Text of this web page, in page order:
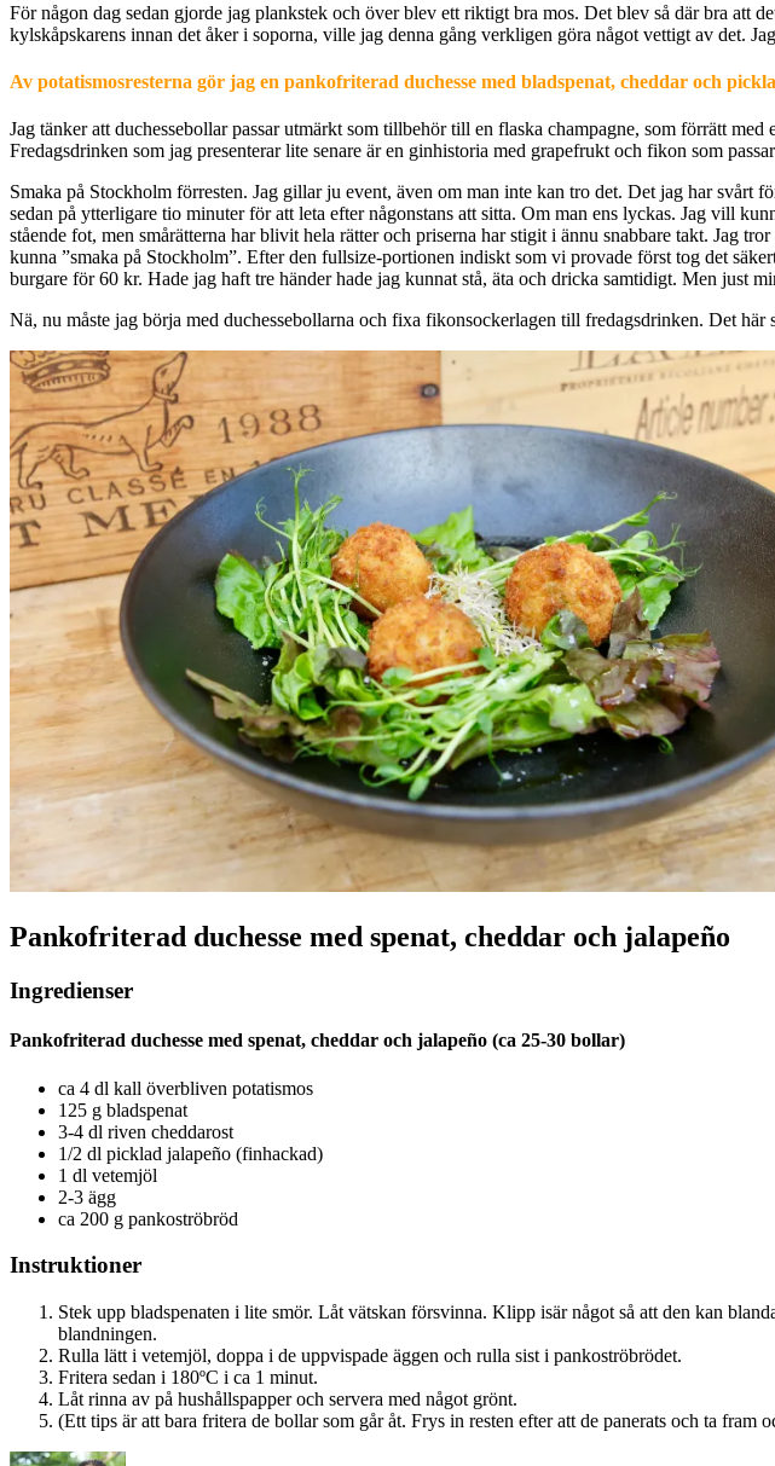
För någon dag sedan gjorde jag plankstek och över blev ett riktigt bra mos. Det blev så där bra att
kylskåpskarens innan det åker i soporna, ville jag denna gång verkligen göra något vettigt av det.
Av potatismosresterna gör jag en pankofriterad duchesse med bladspenat, cheddar och
Jag tänker att duchessebollar passar utmärkt som tillbehör till en flaska champagne, som förrätt
Fredagsdrinken som jag presenterar lite senare är en ginhistoria med grapefrukt och fikon som
Smaka på Stockholm förresten. Jag gillar ju event, även om man inte kan tro det. Det jag har
sedan på ytterligare tio minuter för att leta efter någonstans att sitta. Om man ens lyckas. Jag vill
stående fot, men smårätterna har blivit hela rätter och priserna har stigit i ännu snabbare takt. Jag
kunna ”smaka på Stockholm”. Efter den fullsize-portionen indiskt som vi provade först tog det
burgare för 60 kr. Hade jag haft tre händer hade jag kunnat stå, äta och dricka samtidigt. Men just
Nä, nu måste jag börja med duchessebollarna och fixa fikonsockerlagen till fredagsdrinken. Det
Pankofriterad duchesse med spenat, cheddar och jalapeño
Ingredienser
Pankofriterad duchesse med spenat, cheddar och jalapeño (ca 25-30 bollar)
ca 4 dl kall överbliven potatismos
125 g bladspenat
3-4 dl riven cheddarost
1/2 dl picklad jalapeño (finhackad)
1 dl vetemjöl
2-3 ägg
ca 200 g pankoströbröd
Instruktioner
Stek upp bladspenaten i lite smör. Låt vätskan försvinna. Klipp isär något så att den kan
blandningen.
Rulla lätt i vetemjöl, doppa i de uppvispade äggen och rulla sist i pankoströbrödet.
Fritera sedan i 180ºC i ca 1 minut.
Låt rinna av på hushållspapper och servera med något grönt.
(Ett tips är att bara fritera de bollar som går åt. Frys in resten efter att de panerats och ta fram